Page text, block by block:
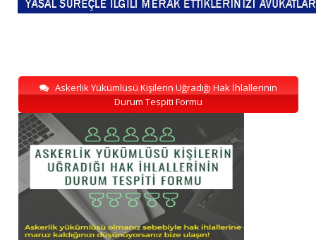
Askerlik Yükümlüsü Kişilerin Uğradığı Hak İhlallerinin
Durum Tespiti Formu